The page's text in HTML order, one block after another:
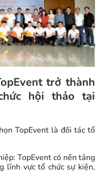
trở thành
hội thảo tại
TopEvent là đối tác tổ
TopEvent có nền tảng
lĩnh vực tổ chức sự kiện,